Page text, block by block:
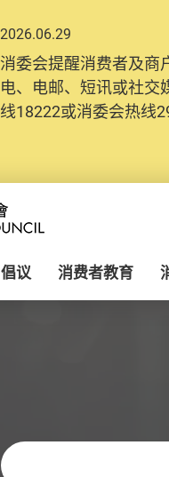
2026.06.29
消委会提醒消费者及商
电、电邮、短讯或社交
线18222或消委会热线
倡议 消费者教育
关键字